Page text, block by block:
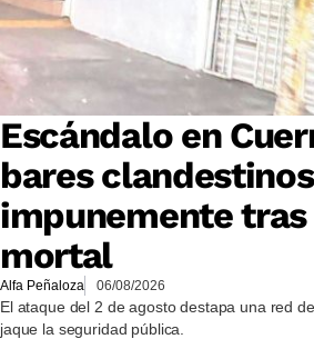
Escándalo en
bares
impunemente tras
mortal
Alfa Peñaloza 06/08/2026
El ataque del 2 de agosto destapa una red
jaque la seguridad pública.